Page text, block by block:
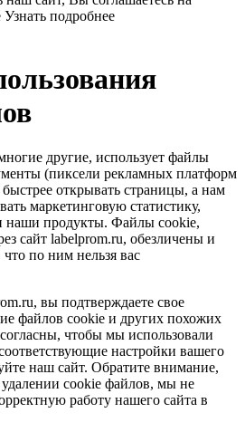
Узнать подробнее
другие, использует файлы
(пиксели рекламных платформ
открывать страницы, а нам
маркетинговую статистику,
наши продукты. Файлы сookie,
сайт labelprom.ru, обезличены и
по ним нельзя вас
вы подтверждаете свое
файлов cookie и других похожих
чтобы мы использовали
настройки вашего
наш сайт. Обратите внимание,
cookie файлов, мы не
работу нашего сайта в